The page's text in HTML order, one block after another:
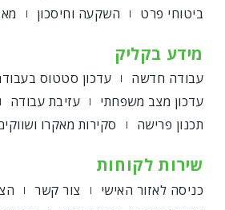
ביטוחי פרט
השקעה וחיסכון
מידע בקליק
עבודה חדשה
עדכון סטטוס
עדכון מצב משפחתי
עזיבת עבודה
תכנון פרישה
סקירות מאקרו
שירות לקוחות
כניסה לאזור האישי צור קשר